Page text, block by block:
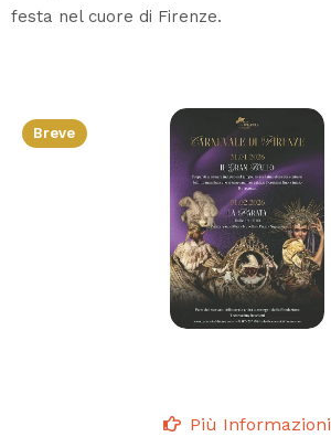
festa nel cuore di Firenze.
Breve
Più Informazioni